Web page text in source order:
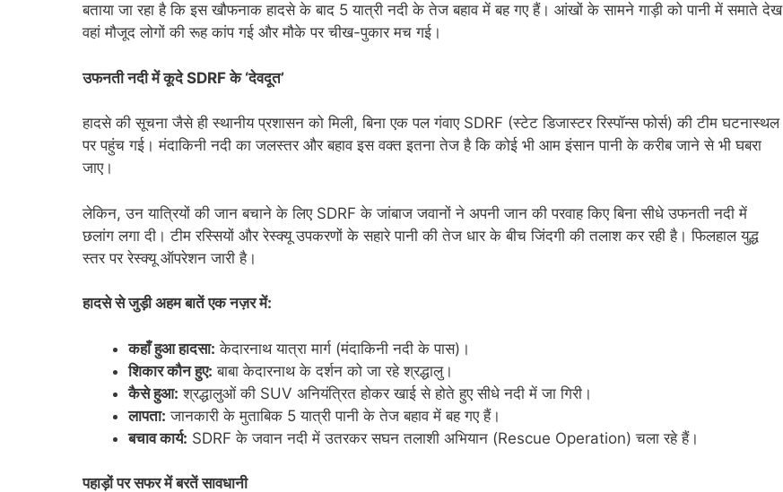
​बताया जा रहा है कि इस खौफनाक हादसे के बाद 5 यात्री नदी के तेज बहाव में बह गए हैं। आंखों के सामने गाड़ी को पानी में समाते देख
वहां मौजूद लोगों की रूह कांप गई और मौके पर चीख-पुकार मच गई।
उफनती नदी में कूदे SDRF के ‘देवदूत’
​हादसे की सूचना जैसे ही स्थानीय प्रशासन को मिली, बिना एक पल गंवाए SDRF (स्टेट डिजास्टर रिस्पॉन्स फोर्स) की टीम घटनास्थल
पर पहुंच गई। मंदाकिनी नदी का जलस्तर और बहाव इस वक्त इतना तेज है कि कोई भी आम इंसान पानी के करीब जाने से भी घबरा
जाए।
​लेकिन, उन यात्रियों की जान बचाने के लिए SDRF के जांबाज जवानों ने अपनी जान की परवाह किए बिना सीधे उफनती नदी में
छलांग लगा दी। टीम रस्सियों और रेस्क्यू उपकरणों के सहारे पानी की तेज धार के बीच जिंदगी की तलाश कर रही है। फिलहाल युद्ध
स्तर पर रेस्क्यू ऑपरेशन जारी है।
हादसे से जुड़ी अहम बातें एक नज़र में:
कहाँ हुआ हादसा: केदारनाथ यात्रा मार्ग (मंदाकिनी नदी के पास)।
शिकार कौन हुए: बाबा केदारनाथ के दर्शन को जा रहे श्रद्धालु।
कैसे हुआ: श्रद्धालुओं की SUV अनियंत्रित होकर खाई से होते हुए सीधे नदी में जा गिरी।
लापता: जानकारी के मुताबिक 5 यात्री पानी के तेज बहाव में बह गए हैं।
बचाव कार्य: SDRF के जवान नदी में उतरकर सघन तलाशी अभियान (Rescue Operation) चला रहे हैं।
पहाड़ों पर सफर में बरतें सावधानी